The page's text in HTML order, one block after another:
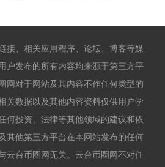
接、相关应用程序、论坛、博客等媒
户发布的所有内容均来源于第三方平
网对于网站及其内容不作任何类型的
关数据以及其他内容资料仅供用户学
何投资、法律等其他领域的建议和依
其他第三方平台在本网站发布的任何
云台币圈网无关。云台币圈网不对任